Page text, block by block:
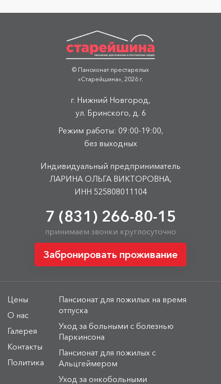
© Пансионат престарелых
«Старейшина», 2026 г.
г. Нижний Новгород,
ул. Бринского, д. 6
Режим работы: 09:00-19:00,
без выходных
Индивидуальный предприниматель
ЛАРИНА ОЛЬГА ВИКТОРОВНА,
ИНН 525808011104
7 (831) 266-80-15
принимаем звонки круглосуточно
Забронировать проживание
Цены
О нас
Галерея
Контакты
Политика
Пансионат для пожилых на время
отпуска
Уход за больными с болезнью
Паркинсона
Пансионат для пожилых с
Альцгеймером
Уход за онкобольными